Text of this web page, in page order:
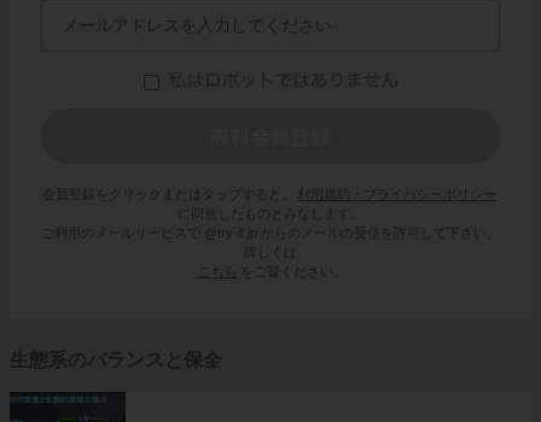
会員登録をクリックまたはタップすると、
利用規約・プライバシーポリシー
に同意したものとみなします。
ご利用のメールサービスで @try-it.jp からのメールの受信を許可して下さい。
詳しくは
こちら
をご覧ください。
生態系のバランスと保全